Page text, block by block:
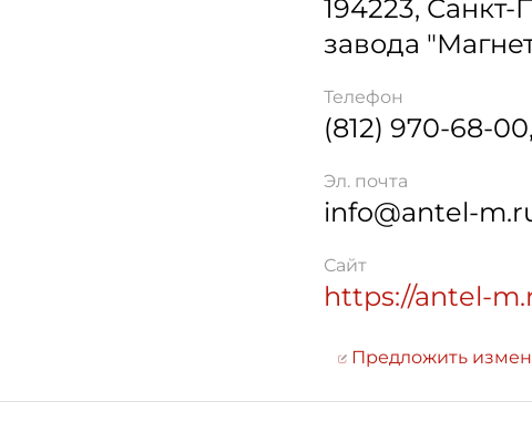
194223, Санкт-
завода
Телефон
(812) 970-68-
Эл. почта
info@antel-
Сайт
https://antel-
Предложить